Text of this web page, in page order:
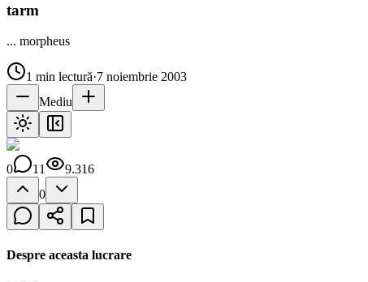
tarm
... morpheus
1 min lectură·7 noiembrie 2003
Mediu
0 11
9.316
0
Despre aceasta lucrare